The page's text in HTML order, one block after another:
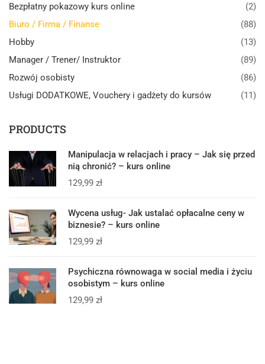
Bezpłatny pokazowy kurs online
(2)
Biuro / Firma / Finanse
(88)
Hobby
(13)
Manager / Trener/ Instruktor
(89)
Rozwój osobisty
(86)
Usługi DODATKOWE, Vouchery i gadżety do kursów
(11)
PRODUCTS
Manipulacja w relacjach i pracy – Jak się przed
nią chronić? – kurs online
129,99 zł
Wycena usług- Jak ustalać opłacalne ceny w
biznesie? – kurs online
129,99 zł
Psychiczna równowaga w social media i życiu
osobistym – kurs online
129,99 zł